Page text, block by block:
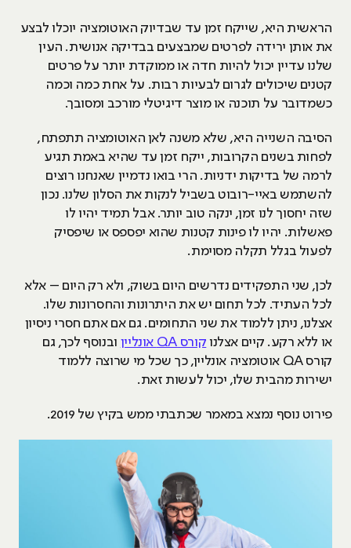
הראשית היא, שייקח זמן עד שבדיוק האוטומציה יוכלו לבצע
את אותן ירידה לפרטים שמבצעים בבדיקה אנושית. העין
שלנו עדיין יכול להיות חדה או ממוקדת יותר על פרטים
קטנים שיכולים לגרום לבעיות רבות. על אחת כמה וכמה
כשמדובר על תוכנה או מוצר דיגיטלי מורכב ומסובך.
הסיבה השנייה היא, שלא משנה לאן האוטומציה תתפתח,
לפחות בשנים הקרובות, ייקח זמן עד שהיא באמת תגיע
לרמה של בדיקות ידניות. הרי בואו נדמיין שאנחנו רוצים
להשתמש באיי-רובוט בשביל לנקות את הסלון שלנו. נכון
שזה יחסוך לנו זמן, ינקה טוב יותר. אבל תמיד יהיו לו
פאשלות. יהיו לו פינות קטנות שהוא יפספס או שיפסיק
לפעול בגלל תקלה מסוימת.
לכן, שני התפקידים נדרשים היום בשוק, ולא רק היום – אלא
לכל העתיד. לכל תחום יש את היתרונות והחסרונות שלו.
אצלנו, ניתן ללמוד את שני התחומים. גם אם אתם חסרי ניסיון
או ללא רקע. קיים אצלנו קורס QA אונליין
ובנוסף לכך, גם
קורס QA אוטומציה אונליין, כך שכל מי שרוצה ללמוד
ישירות מהבית שלו, יכול לעשות זאת.
פירוט נוסף נמצא במאמר שכתבתי ממש בקיץ של 2019.